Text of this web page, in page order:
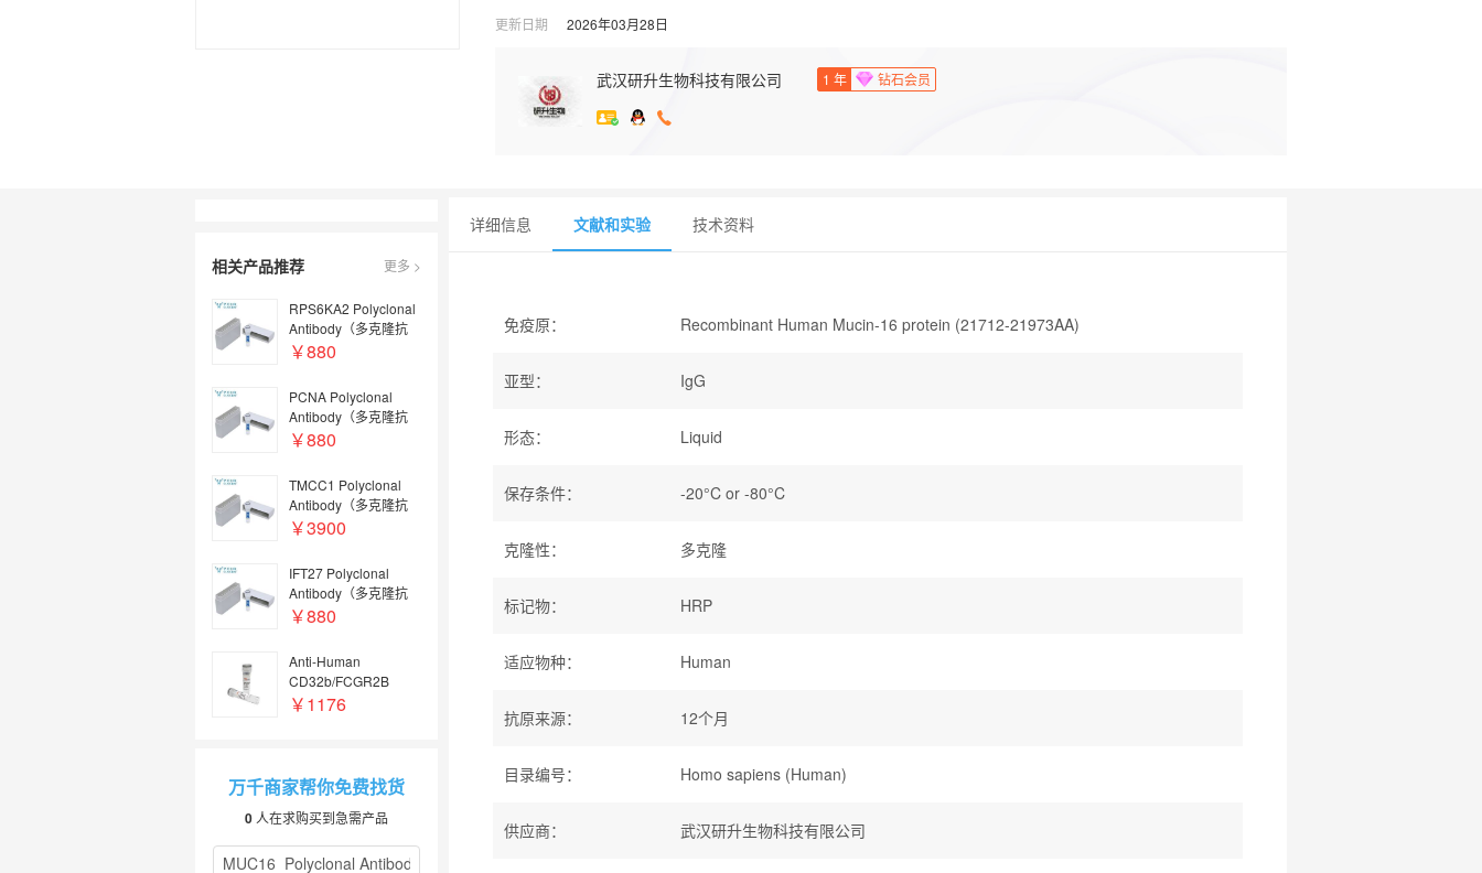
更新日期
2026年03月28日
武汉研升生物科技有限公司 1 年 钻石会员
相关产品推荐 更多 >
RPS6KA2 Polyclonal
Antibody（多克隆抗
体）, Biotin
Biotin conjugated |
RPS6KA2抗体, Biotin
conjugated
￥880
PCNA Polyclonal
Antibody（多克隆抗
体）, Biotin
conjugated | PCNA抗
体, Biotin conjugated
￥880
TMCC1 Polyclonal
Antibody（多克隆抗
体） | TMCC1
￥3900
IFT27 Polyclonal
Antibody（多克隆抗
体）, FITC conjugated
体, FITC conjugated
￥880
Anti-Human
CD32b/FCGR2B
Antibody (SAA0547),
￥1176
万千商家帮你免费找货
0 人在求购买到急需产品
详细信息 文献和实验 技术资料
免疫原： Recombinant Human Mucin-16 protein (21712-21973AA)
亚型： IgG
形态： Liquid
保存条件： -20°C or -80°C
克隆性： 多克隆
标记物： HRP
适应物种： Human
抗原来源： 12个月
目录编号： Homo sapiens (Human)
供应商： 武汉研升生物科技有限公司